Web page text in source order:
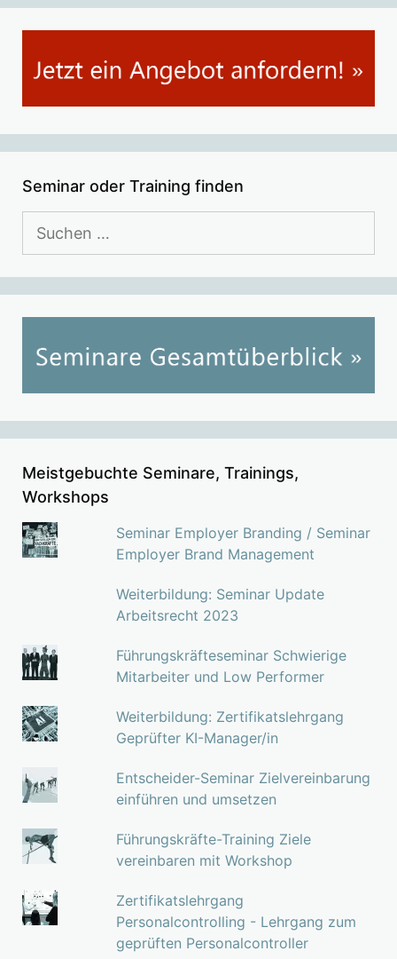
Seminar oder Training finden
nach:
Meistgebuchte Seminare, Trainings,
Workshops
Seminar Employer Branding / Seminar
Employer Brand Management
Weiterbildung: Seminar Update
Arbeitsrecht 2023
Führungskräfteseminar Schwierige
Mitarbeiter und Low Performer
Weiterbildung: Zertifikatslehrgang
Geprüfter KI-Manager/in
Entscheider-Seminar Zielvereinbarung
einführen und umsetzen
Führungskräfte-Training Ziele
vereinbaren mit Workshop
Zertifikatslehrgang
Personalcontrolling - Lehrgang zum
geprüften Personalcontroller